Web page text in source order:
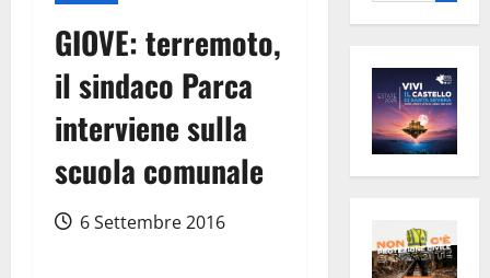
GIOVE: terremoto,
il sindaco Parca
interviene sulla
scuola comunale
6 Settembre 2016